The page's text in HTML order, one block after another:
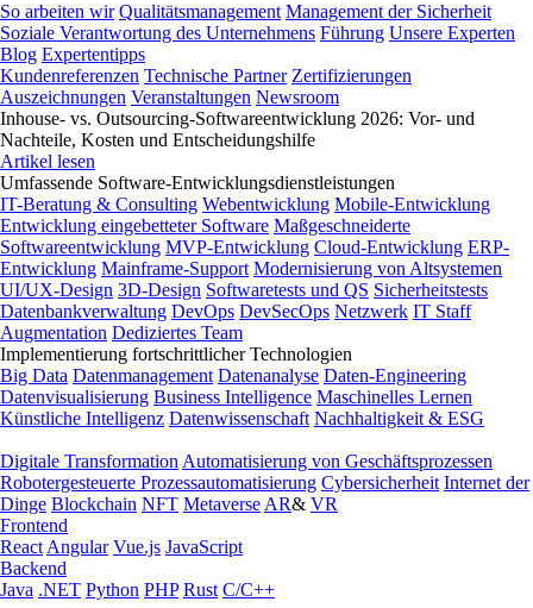
So arbeiten wir Qualitätsmanagement Management der Sicherheit
Soziale Verantwortung des Unternehmens Führung Unsere Experten
Blog Expertentipps
Kundenreferenzen Technische Partner Zertifizierungen
Auszeichnungen Veranstaltungen Newsroom
Inhouse- vs. Outsourcing-Softwareentwicklung 2026: Vor- und
Nachteile, Kosten und Entscheidungshilfe
Artikel lesen
Umfassende Software-Entwicklungsdienstleistungen
IT-Beratung & Consulting Webentwicklung Mobile-Entwicklung
Entwicklung eingebetteter Software Maßgeschneiderte
Softwareentwicklung MVP-Entwicklung Cloud-Entwicklung ERP-
Entwicklung Mainframe-Support Modernisierung von Altsystemen
UI/UX-Design 3D-Design Softwaretests und QS Sicherheitstests
Datenbankverwaltung DevOps DevSecOps Netzwerk IT Staff
Augmentation Dediziertes Team
Implementierung fortschrittlicher Technologien
Big Data Datenmanagement Datenanalyse Daten-Engineering
Datenvisualisierung Business Intelligence Maschinelles Lernen
Künstliche Intelligenz Datenwissenschaft Nachhaltigkeit & ESG
Digitale Transformation Automatisierung von Geschäftsprozessen
Robotergesteuerte Prozessautomatisierung Cybersicherheit Internet der
Dinge Blockchain NFT Metaverse AR& VR
Frontend
React Angular Vue.js JavaScript
Backend
Java .NET Python PHP Rust C/C++